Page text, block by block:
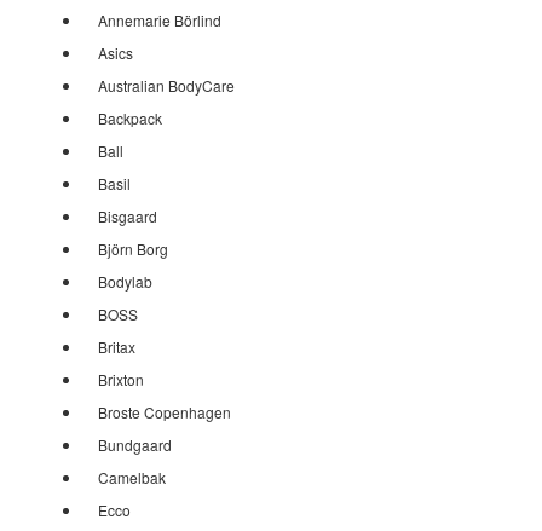
Annemarie Börlind
Asics
Australian BodyCare
Backpack
Ball
Basil
Bisgaard
Björn Borg
Bodylab
BOSS
Britax
Brixton
Broste Copenhagen
Bundgaard
Camelbak
Ecco